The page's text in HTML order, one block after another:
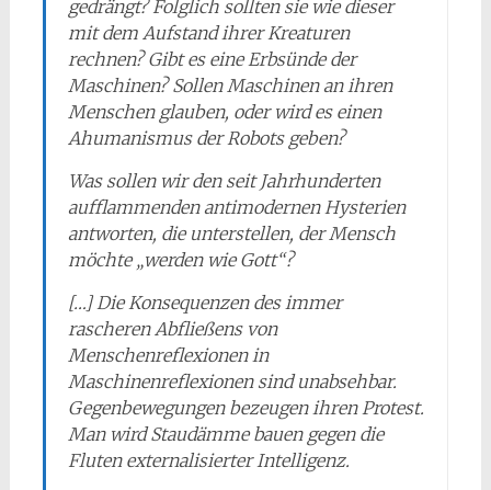
gedrängt? Folglich sollten sie wie dieser
mit dem Aufstand ihrer Kreaturen
rechnen? Gibt es eine Erbsünde der
Maschinen? Sollen Maschinen an ihren
Menschen glauben, oder wird es einen
Ahumanismus der Robots geben?
Was sollen wir den seit Jahrhunderten
aufflammenden antimodernen Hysterien
antworten, die unterstellen, der Mensch
möchte „werden wie Gott“?
[…] Die Konsequenzen des immer
rascheren Abfließens von
Menschenreflexionen in
Maschinenreflexionen sind unabsehbar.
Gegenbewegungen bezeugen ihren Protest.
Man wird Staudämme bauen gegen die
Fluten externalisierter Intelligenz.